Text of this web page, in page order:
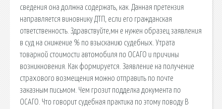
сведения она должна содержать, как. Данная претензия
направляется виновнику ДТП, если его гражданская
ответственность. Здравствуйте,мн е нужен образец заявления
в суд на снижение % по взысканию судебных. Утрата
товарной стоимости автомобиля по ОСАГО и причины
возникновения. Как формируется. Заявление на получение
страхового возмещения можно отправить по почте
заказным письмом. Чем грозит подделка документа по
ОСАГО. Что говорит судебная практика по этому поводу В